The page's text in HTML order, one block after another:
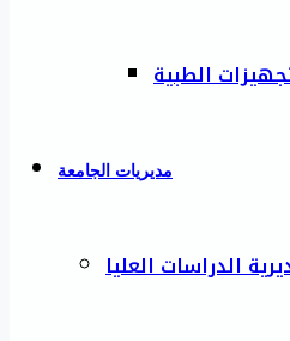
الطبية
مديريات الجامعة
الدراسات العليا